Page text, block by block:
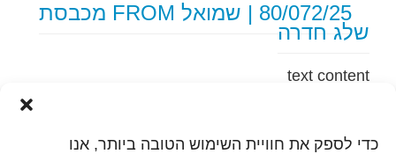
כדי לספק את חוויית השימוש הטובה ביותר, אנו
80/072/25 | שמואל FROM מכבסת
שלג חדרה
text content